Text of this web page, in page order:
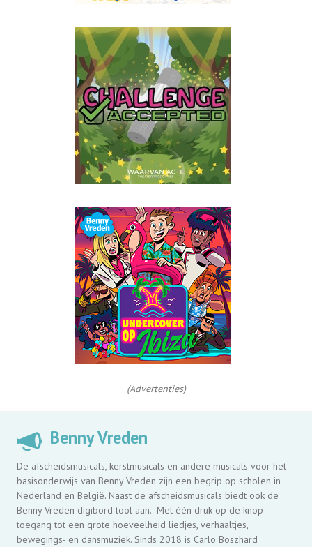
(Advertenties)
Benny Vreden
De afscheidsmusicals, kerstmusicals en andere musicals voor het
basisonderwijs van Benny Vreden zijn een begrip op scholen in
Nederland en België. Naast de afscheidsmusicals biedt ook de
Benny Vreden digibord tool aan. Met één druk op de knop
toegang tot een grote hoeveelheid liedjes, verhaaltjes,
bewegings- en dansmuziek. Sinds 2018 is Carlo Boszhard